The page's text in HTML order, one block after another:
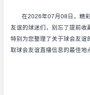
在2026年07月08日，精
友谊的球迷们，别忘了提前收
特别为您整理了关于球会友谊
取球会友谊直播信息的最佳地